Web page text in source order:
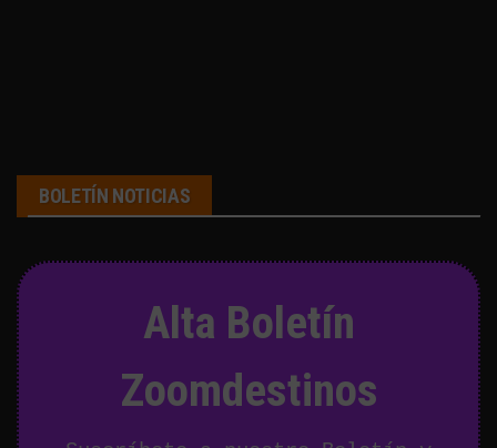
BOLETÍN NOTICIAS
Alta Boletín
Zoomdestinos